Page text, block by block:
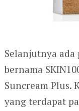
Selanjutnya
bernama
Suncream Plus.
yang terdapat